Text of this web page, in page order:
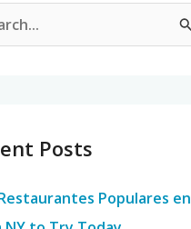
Posts
Populares en